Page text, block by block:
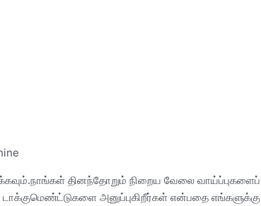
தினந்தோறும் நிறைய வேலை வாய்ப்புகளைப்
அனுப்புகிறீர்கள் என்பதை எங்களுக்கு